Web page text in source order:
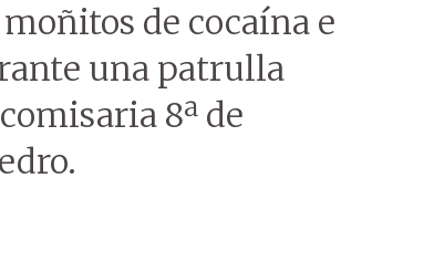
de cocaína e
una patrulla
8ª de